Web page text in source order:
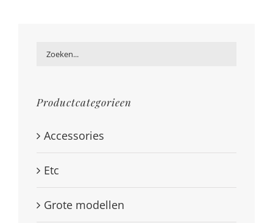
Productcategorieen
Accessories
Etc
Grote modellen